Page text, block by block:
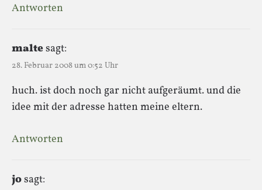
Antworten
maltesagt:
28. Februar 2008 um 0:52 Uhr
huch. ist doch noch gar nicht aufgeräumt. und die
idee mit der adresse hatten meine eltern.
Antworten
josagt: